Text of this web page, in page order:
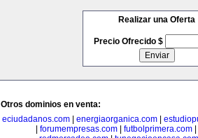
Realizar una Oferta
Precio Ofrecido $
Otros dominios en venta:
eciudadanos.com| energiaorganica.com|
forumempresas.com futbolprimera.com